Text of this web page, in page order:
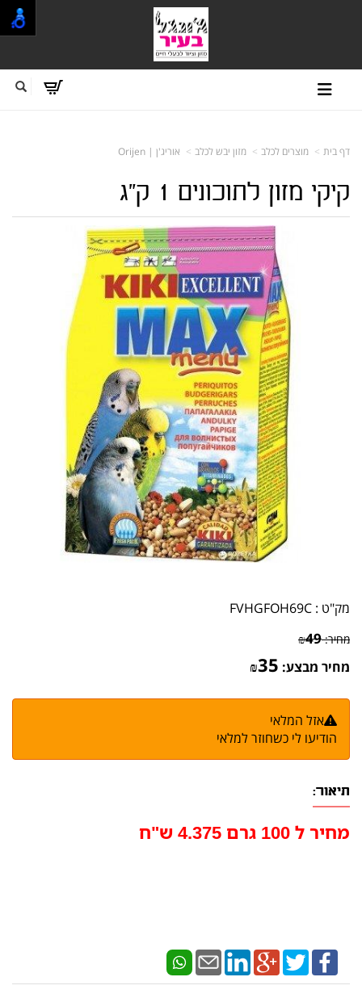
דף בית מוצרים לכלב מזון יבש לכלב אוריג'ן | Orijen
קיקי מזון לתוכונים 1 ק"ג
מק"ט : FVHGFOH69C
מחיר: ₪49
מחיר מבצע: ₪35
אזל המלאי
הודיעו לי כשחוזר למלאי
תיאור:
מחיר ל 100 גרם 4.375 ש"ח